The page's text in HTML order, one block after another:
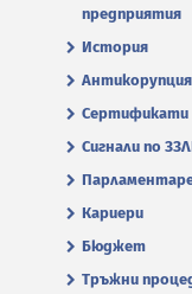
предприятия
История
Антикорупция
Сертификати
Сигнали по
Кариери
Бюджет
Тръжни